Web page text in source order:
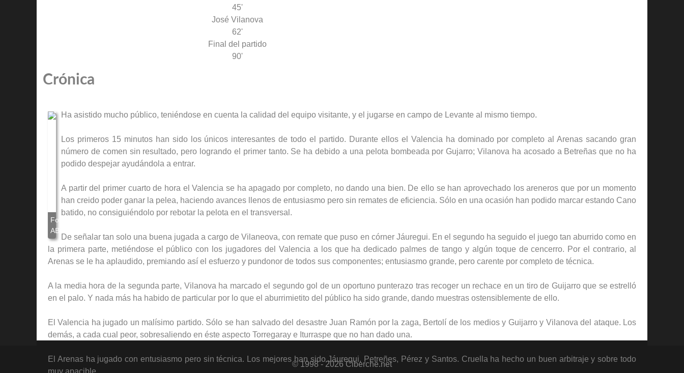
45'
José Vilanova
62'
Final del partido
90'
Crónica
Ha asistido mucho público, teniéndose en cuenta la calidad del equipo visitante, y el jugarse en campo de Levante al mismo tiempo.
Los primeros 15 minutos han sido los únicos interesantes de todo el partido. Durante ellos el Valencia ha dominado por completo al Arenas sacando gran
número de comen sin resultado, pero logrando el primer tanto. Se ha debido a una pelota bombeada por Gujarro; Vilanova ha acosado a Betreñas que no ha
podido despejar ayudándola a entrar.
A partir del primer cuarto de hora el Valencia se ha apagado por completo, no dando una bien. De ello se han aprovechado los areneros que por un momento
han creido poder ganar la pelea, haciendo avances llenos de entusiasmo pero sin remates de eficiencia. Sólo en una ocasión han podido marcar estando Cano
batido, no consiguiéndolo por rebotar la pelota en el transversal.
De señalar tan solo una buena jugada a cargo de Vilaneova, con remate que puso en córner Jáuregui. En el segundo ha seguido el juego tan aburrido como en
la primera parte, metiéndose el público con los jugadores del Valencia a los que ha dedicado palmes de tango y algún toque de cencerro. Por el contrario, al
Arenas se le ha aplaudido, premiando así el esfuerzo y pundonor de todos sus componentes; entusiasmo grande, pero carente por completo de técnica.
A la media hora de la segunda parte, Vilanova ha marcado el segundo gol de un oportuno punterazo tras recoger un rechace en un tiro de Guijarro que se estrelló
en el palo. Y nada más ha habido de particular por lo que el aburrimietito del público ha sido grande, dando muestras ostensiblemente de ello.
El Valencia ha jugado un malísimo partido. Sólo se han salvado del desastre Juan Ramón por la zaga, Bertolí de los medios y Guijarro y Vilanova del ataque. Los
demás, a cada cual peor, sobresaliendo en éste aspecto Torregaray e Iturraspe que no han dado una.
El Arenas ha jugado con entusiasmo pero sin técnica. Los mejores han sido Jáuregui, Petreñes, Pérez y Santos. Cruella ha hecho un buen arbitraje y sobre todo
muy apacible.
© 1998 - 2026 Ciberche.net